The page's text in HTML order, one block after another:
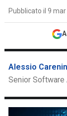
Pubblicato il 9
Alessio
Senior